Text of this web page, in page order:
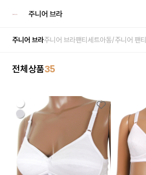
주니어 브라
주니어 브라주니어 브라팬티세트아동/주니어 팬티
전체상품35